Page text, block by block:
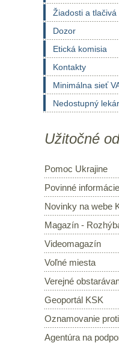
Žiadosti a tlačivá
Dozor
Etická komisia
Kontakty
Minimálna sieť
Nedostupný lekár
Užitočné
Pomoc Ukrajine
Povinné informácie
Novinky na webe
Magazín -
Videomagazín
Voľné miesta
Verejné
Geoportál KSK
Oznamovanie
Agentúra na